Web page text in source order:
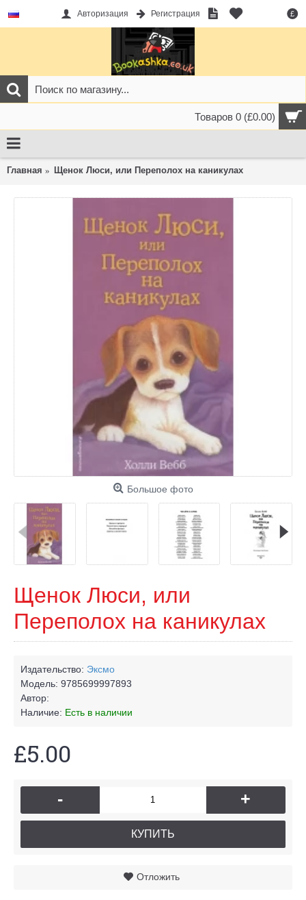
£
Авторизация Регистрация
Товаров 0 (£0.00)
Главная Щенок Люси, или Переполох на каникулах
Большое фото
Щенок Люси, или
Переполох на каникулах
Издательство: Эксмо
Модель: 9785699997893
Автор:
Наличие: Есть в наличии
£5.00
- +
КУПИТЬ
Отложить